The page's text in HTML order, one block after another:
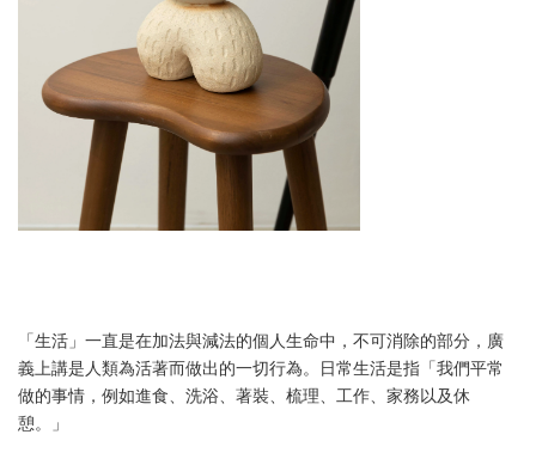
「生活」一直是在加法與減法的個人生命中，不可消除的部分，廣
義上講是人類為活著而做出的一切行為。日常生活是指「我們平常
做的事情，例如進食、洗浴、著裝、梳理、工作、家務以及休
憩。」